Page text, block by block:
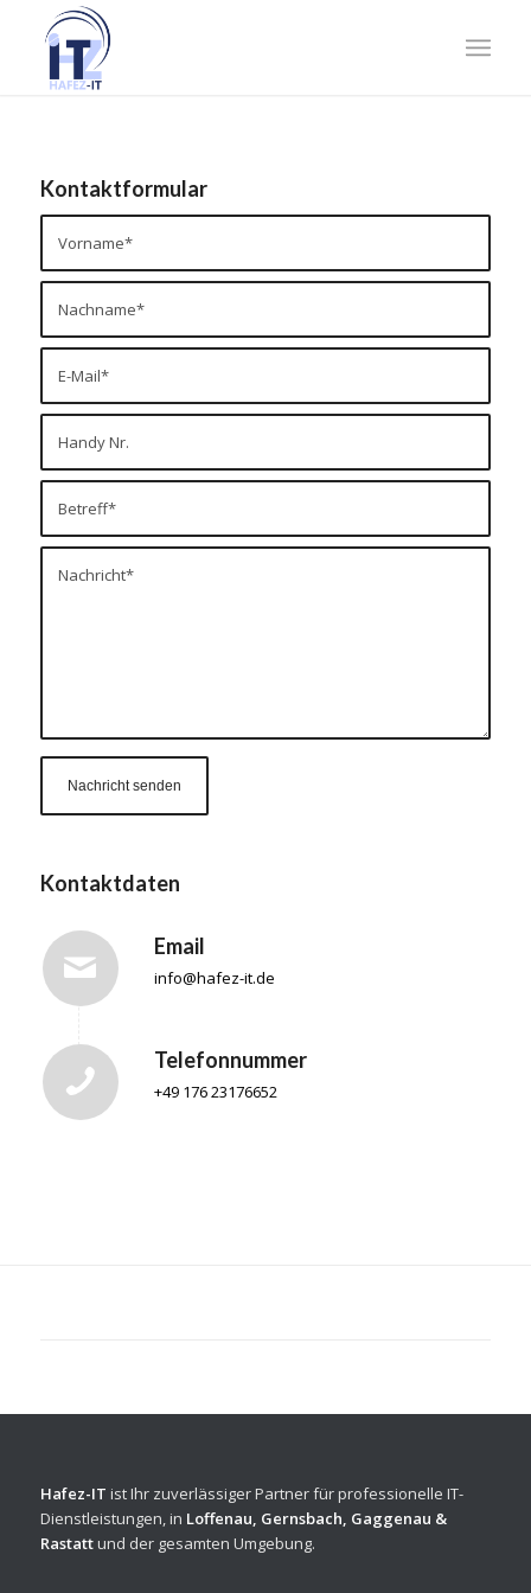
Kontaktformular
Kontaktdaten
Email
info@hafez-it.de
Telefonnummer
+49 176 23176652
Hafez-IT ist Ihr zuverlässiger Partner für professionelle IT-
Dienstleistungen, in Loffenau, Gernsbach, Gaggenau &
Rastattund der gesamten Umgebung.